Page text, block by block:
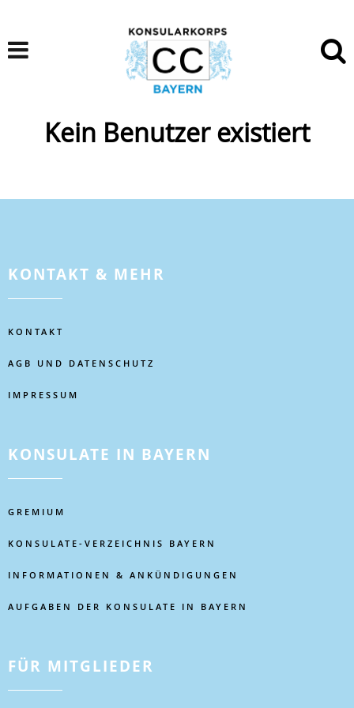
Kein Benutzer existiert
KONTAKT & MEHR
KONTAKT
AGB UND DATENSCHUTZ
IMPRESSUM
KONSULATE IN BAYERN
GREMIUM
KONSULATE-VERZEICHNIS BAYERN
INFORMATIONEN & ANKÜNDIGUNGEN
AUFGABEN DER KONSULATE IN BAYERN
FÜR MITGLIEDER